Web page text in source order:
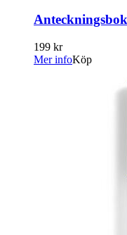
199 kr
Mer infoKöp